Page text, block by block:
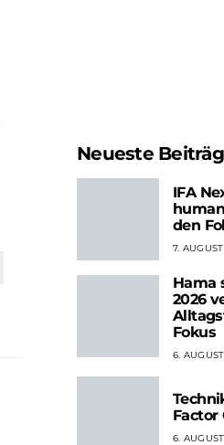
Neueste
IFA
den
7.
Hama
2026
Fokus
6.
Factor
6.